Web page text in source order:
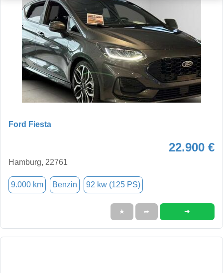
Ford Fiesta
22.900 €
Hamburg, 22761
9.000 km Benzin 92 kw (125 PS)
★ ➦ ➜